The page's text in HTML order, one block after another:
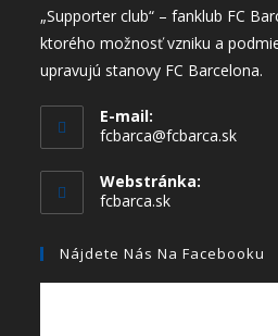
„Supporter club“ – fanklub FC
ktorého možnosť vzniku a
upravujú stanovy FC Barcelona.
E-mail:
fcbarca@fcbarca.sk
Webstránka:
fcbarca.sk
Nájdete Nás Na Facebooku